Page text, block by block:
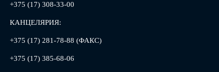
+375 (17) 308-33-00
КАНЦЕЛЯРИЯ:
+375 (17) 281-78-88 (ФАКС)
+375 (17) 385-68-06